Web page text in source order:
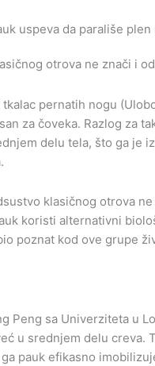
otrova ne znači i
pernatih nogu
za čoveka. Razlog za
delu tela, što ga je
klasičnog otrova
koristi alternativni
poznat kod ove grupe
Peng sa Univerziteta u
u srednjem delu creva.
pauk efikasno